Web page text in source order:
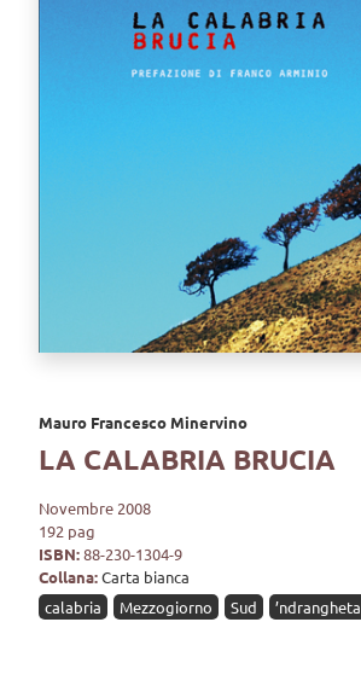
Mauro Francesco Minervino
LA CALABRIA BRUCIA
Novembre 2008
192 pag
ISBN:88-230-1304-9
Collana:Carta bianca
calabria
Mezzogiorno Sud ’ndrangheta